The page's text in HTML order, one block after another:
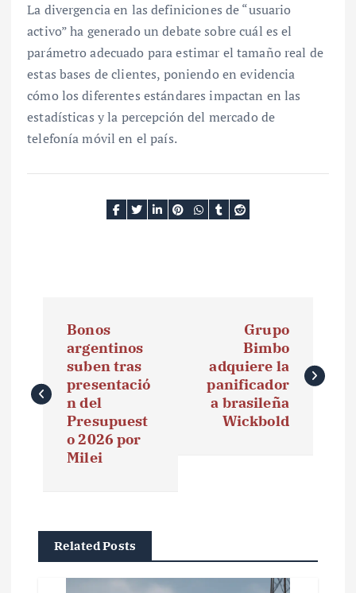
La divergencia en las definiciones de “usuario
activo” ha generado un debate sobre cuál es el
parámetro adecuado para estimar el tamaño real de
estas bases de clientes, poniendo en evidencia
cómo los diferentes estándares impactan en las
estadísticas y la percepción del mercado de
telefonía móvil en el país.
v
e
ó
Bonos
argentinos
suben tras
presentació
n del
Presupuest
o 2026 por
Milei
Grupo
Bimbo
adquiere la
panificador
a brasileña
Wickbold
Related Posts